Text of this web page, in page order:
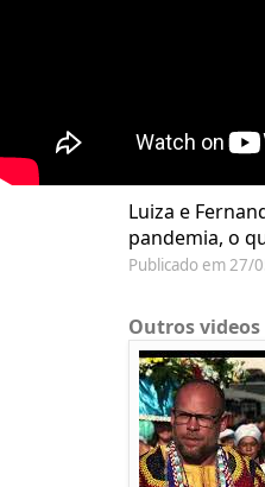
Luiza e
pandemia, o
Publicado em 27/
Outros videos